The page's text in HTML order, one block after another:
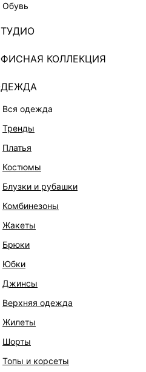
обувь
СТУДИО
ОФИСНАЯ КОЛЛЕКЦИЯ
ОДЕЖДА
вся одежда
тренды
платья
костюмы
блузки и рубашки
комбинезоны
жакеты
брюки
юбки
джинсы
верхняя одежда
жилеты
шорты
топы и корсеты